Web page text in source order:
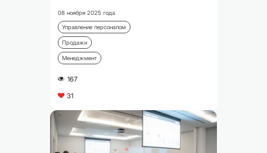
08 ноября 2025 года
Управление персоналом
Продажи
Менеджмент
A 167
C 31